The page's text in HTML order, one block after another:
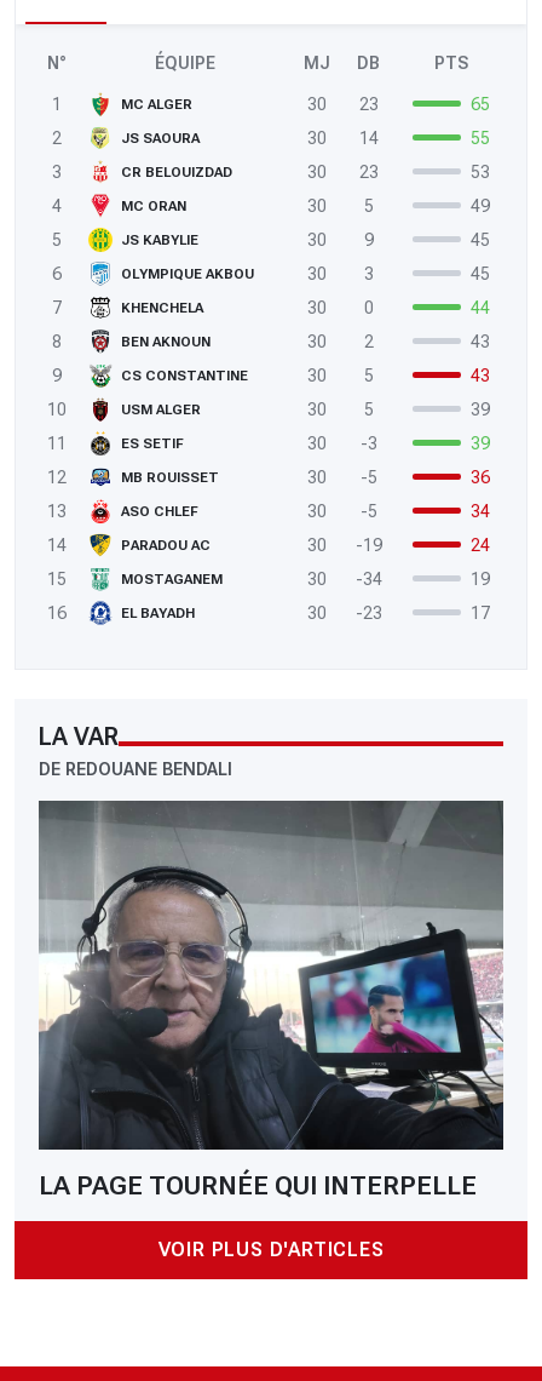
N° ÉQUIPE MJ DB PTS
1 MC ALGER 30 23
65
2
JS SAOURA 30 14
55
3
CR BELOUIZDAD 30 23
53
4
MC ORAN 30 5
49
5
JS KABYLIE 30 9
45
6
OLYMPIQUE AKBOU 30 3
45
7
KHENCHELA 30 0
44
8
BEN AKNOUN 30 2
43
9
CS CONSTANTINE 30 5
43
10
USM ALGER 30 5
39
11
ES SETIF 30 -3
39
12
MB ROUISSET 30 -5
36
13
ASO CHLEF 30 -5
34
14
PARADOU AC 30 -19
24
15
MOSTAGANEM 30 -34
19
16
EL BAYADH 30 -23 17
LA VAR
DE REDOUANE BENDALI
LA PAGE TOURNÉE QUI INTERPELLE
VOIR PLUS D'ARTICLES